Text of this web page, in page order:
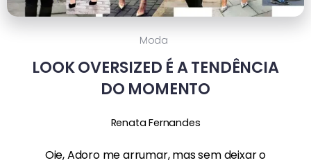
Moda
LOOK OVERSIZED É A TENDÊNCIA
DO MOMENTO
Renata Fernandes
Oie, Adoro me arrumar, mas sem deixar o